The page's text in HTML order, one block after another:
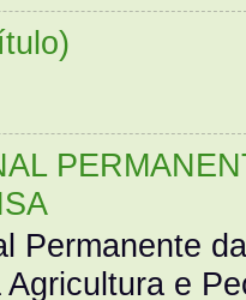
Permanente
e